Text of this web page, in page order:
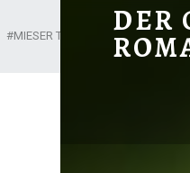
SCHEISSTAG: DIESE BEKLOPPTEN
DER
MIESER TAG PARTNERSCHAFT